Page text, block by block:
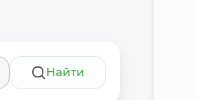
Найти